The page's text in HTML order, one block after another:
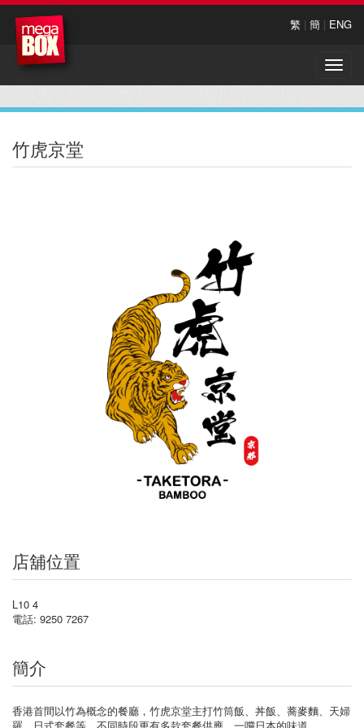
繁 | 簡 | ENG
Toggle
竹虎京堂
店舖位置
L10 4
電話: 9250 7267
簡介
香港首間以竹為概念的餐廳，竹虎京堂主打竹筒飯、丼飯、蕎麥麵、天婦